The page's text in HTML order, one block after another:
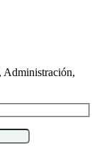
Administración,